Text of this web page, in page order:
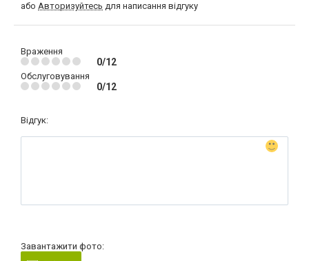
або Авторизуйтесь для написання відгуку
Враження
0/12
Обслуговування
0/12
Відгук:
Завантажити фото: